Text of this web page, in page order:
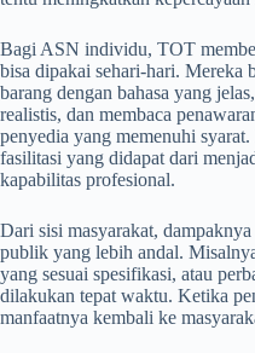
Bagi ASN individu, TOT
bisa dipakai sehari-hari. Mereka
barang dengan bahasa yang
realistis, dan membaca
penyedia yang memenuhi
fasilitasi yang didapat dari
kapabilitas profesional.
Dari sisi masyarakat,
publik yang lebih andal.
yang sesuai spesifikasi, atau
dilakukan tepat waktu. Ketika
manfaatnya kembali ke